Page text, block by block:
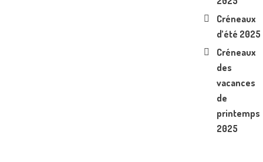
Créneaux
d’été 2025
Créneaux
des
vacances
de
printemps
2025